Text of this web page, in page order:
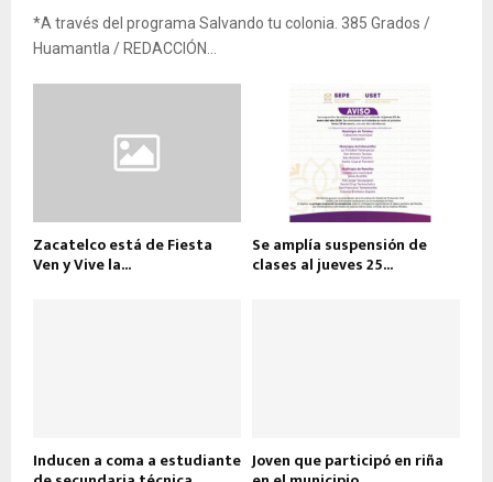
*A través del programa Salvando tu colonia. 385 Grados /
Huamantla / REDACCIÓN...
Zacatelco está de Fiesta
Ven y Vive la...
Se amplía suspensión de
clases al jueves 25...
Inducen a coma a estudiante Joven que participó en riña